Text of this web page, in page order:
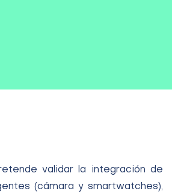
validar la integración de
(cámara y smartwatches),